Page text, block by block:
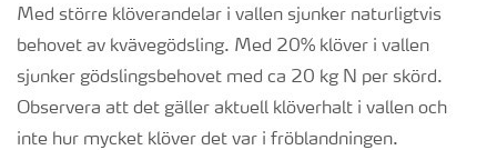
Med större klöverandelar i vallen sjunker naturligtvis
behovet av kvävegödsling. Med 20% klöver i vallen
sjunker gödslingsbehovet med ca 20 kg N per skörd.
Observera att det gäller aktuell klöverhalt i vallen och
inte hur mycket klöver det var i fröblandningen.